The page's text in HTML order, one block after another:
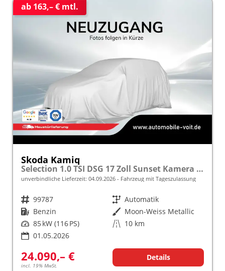
ab 163,– € mtl.
Skoda Kamiq
Selection 1.0 TSI DSG 17 Zoll Sunset Kamera PDC v+h
unverbindliche Lieferzeit: 04.09.2026 Fahrzeug mit Tageszulassung
Fahrzeugnr. 99787 Getriebe Automatik
Kraftstoff Benzin Außenfarbe Moon-Weiss Metallic
Leistung 85 kW (116 PS) Kilometerstand 10 km
01.05.2026
24.090,– €
incl. 19% MwSt.
Details